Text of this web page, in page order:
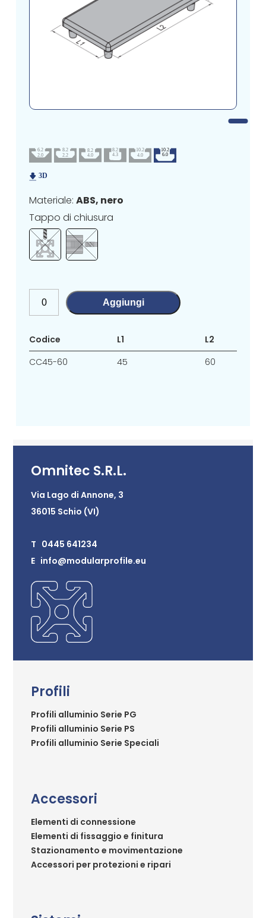
Materiale:ABS, nero
Tappo di chiusura
Aggiungi
Codice
CC45-60
L1
45
L2
60
Omnitec S.R.L.
Via Lago di Annone, 3
36015 Schio (VI)
T 0445 641234
E info@modularprofile.eu
Profili
Profili alluminio Serie PG
Profili alluminio Serie PS
Profili alluminio Serie Speciali
Accessori
Elementi di connessione
Elementi di fissaggio e finitura
Stazionamento e movimentazione
Accessori per protezioni e ripari